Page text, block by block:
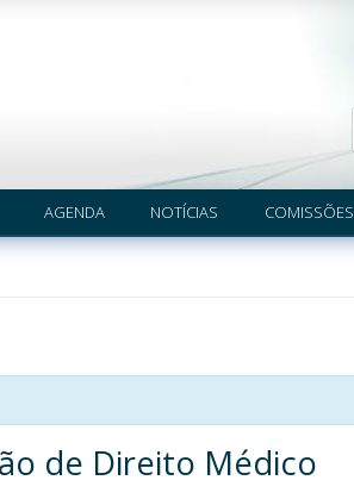
AGENDA NOTÍCIAS COMISSÕES
de Direito Médico